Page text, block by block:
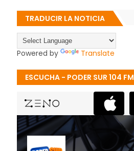
TRADUCIR LA NOTICIA
Powered by Translate
ESCUCHA - PODER SUR 104 FM